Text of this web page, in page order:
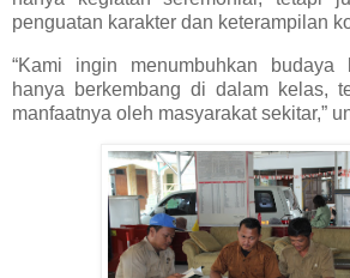
penguatan karakter dan keterampilan
“Kami ingin menumbuhkan budaya
hanya berkembang di dalam kelas,
manfaatnya oleh masyarakat sekitar,”